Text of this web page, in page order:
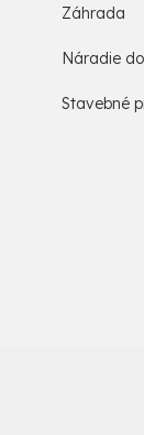
Záhrada
Náradie
Stavebné